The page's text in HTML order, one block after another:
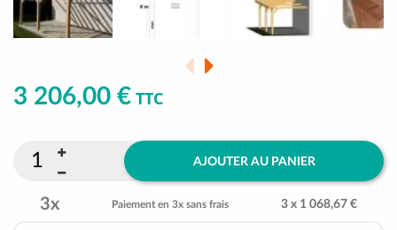
3 206,00 € TTC
AJOUTER AU PANIER
3x Paiement en 3x sans frais 3 x 1 068,67 €